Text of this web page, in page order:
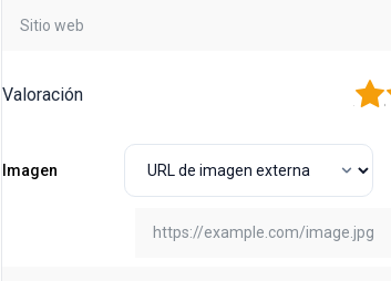
Valoración 2
1
Imagen